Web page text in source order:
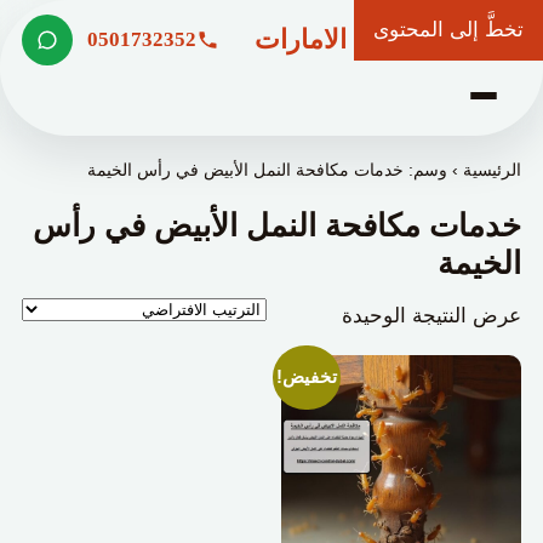
تخطَّ إلى المحتوى
شركة وعد الامارات 0501732352
الرئيسية ›وسم: خدمات مكافحة النمل الأبيض في رأس الخيمة
خدمات مكافحة النمل الأبيض في رأس
الخيمة
عرض النتيجة الوحيدة
تخفيض!